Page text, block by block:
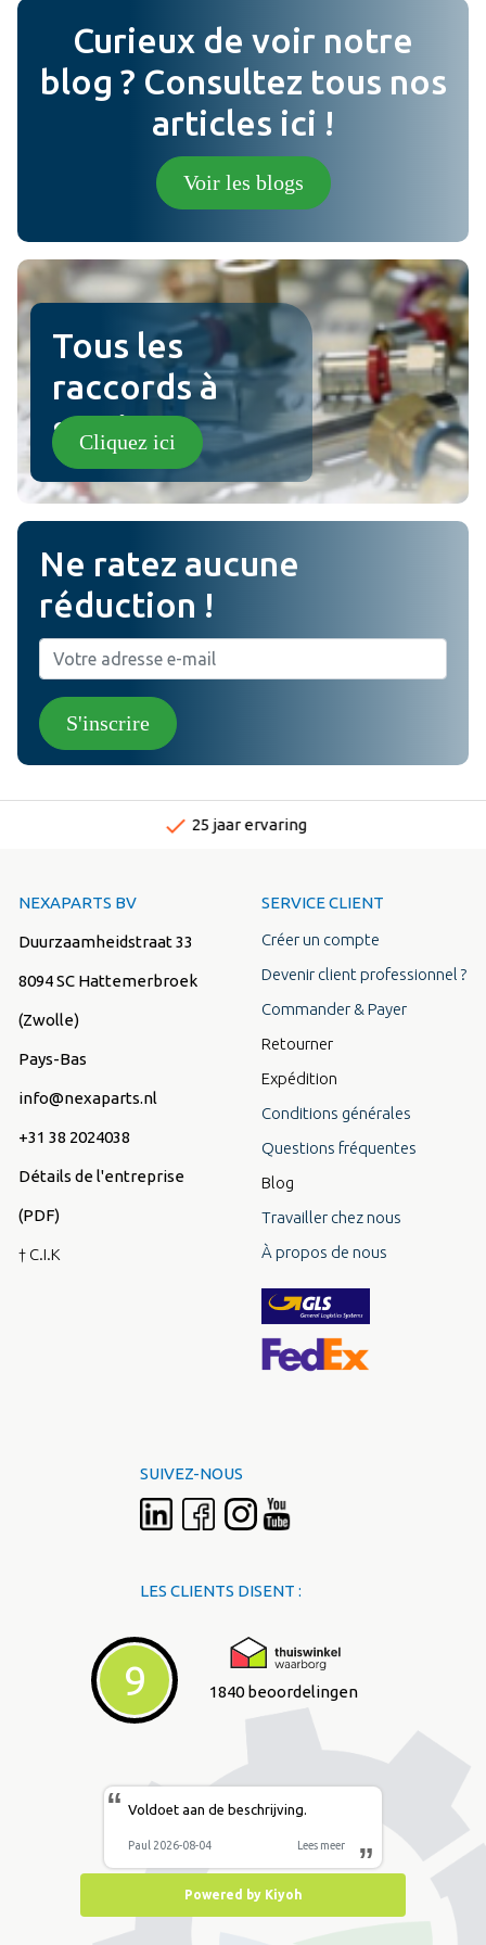
Photo (en option) (jpg, png).
ville examen
Curieux de voir notre
blog ? Consultez tous nos
articles ici !
Voir les blogs
Tous les
raccords à
sertir !
Cliquez ici
Ne ratez aucune
réduction !
S'inscrire
doneSnelle levertijden
NEXAPARTS BV
Duurzaamheidstraat 33
8094 SC Hattemerbroek
(Zwolle)
Pays-Bas
info@nexaparts.nl
+31 38 2024038
Détails de l'entreprise
(PDF)
† C.I.K
SERVICE CLIENT
Créer un compte
Devenir client professionnel ?
Commander & Payer
Retourner
Expédition
Conditions générales
Questions fréquentes
Blog
Travailler chez nous
À propos de nous
SUIVEZ-NOUS
LES CLIENTS DISENT :
9 1840 beoordelingen
“ Voldoet aan de beschrijving.
Paul 2026-08-04 Lees meer ”
Powered by Kiyoh